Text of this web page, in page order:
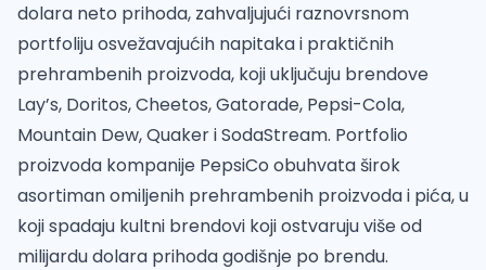
dolara neto prihoda, zahvaljujući raznovrsnom
portfoliju osvežavajućih napitaka i praktičnih
prehrambenih proizvoda, koji uključuju brendove
Lay’s, Doritos, Cheetos, Gatorade, Pepsi-Cola,
Mountain Dew, Quaker i SodaStream. Portfolio
proizvoda kompanije PepsiCo obuhvata širok
asortiman omiljenih prehrambenih proizvoda i pića, u
koji spadaju kultni brendovi koji ostvaruju više od
milijardu dolara prihoda godišnje po brendu.